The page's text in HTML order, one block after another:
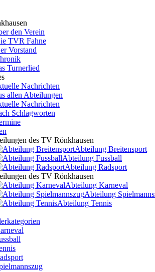
den Verein
TVR Fahne
Vorstand
Turnerlied
Nachrichten
allen Abteilungen
Nachrichten
Schlagworten
des TV Rönkhausen
Abteilung Breitensport
Abteilung Fussball
Abteilung Radsport
des TV Rönkhausen
Abteilung Karneval
Abteilung
Abteilung Tennis